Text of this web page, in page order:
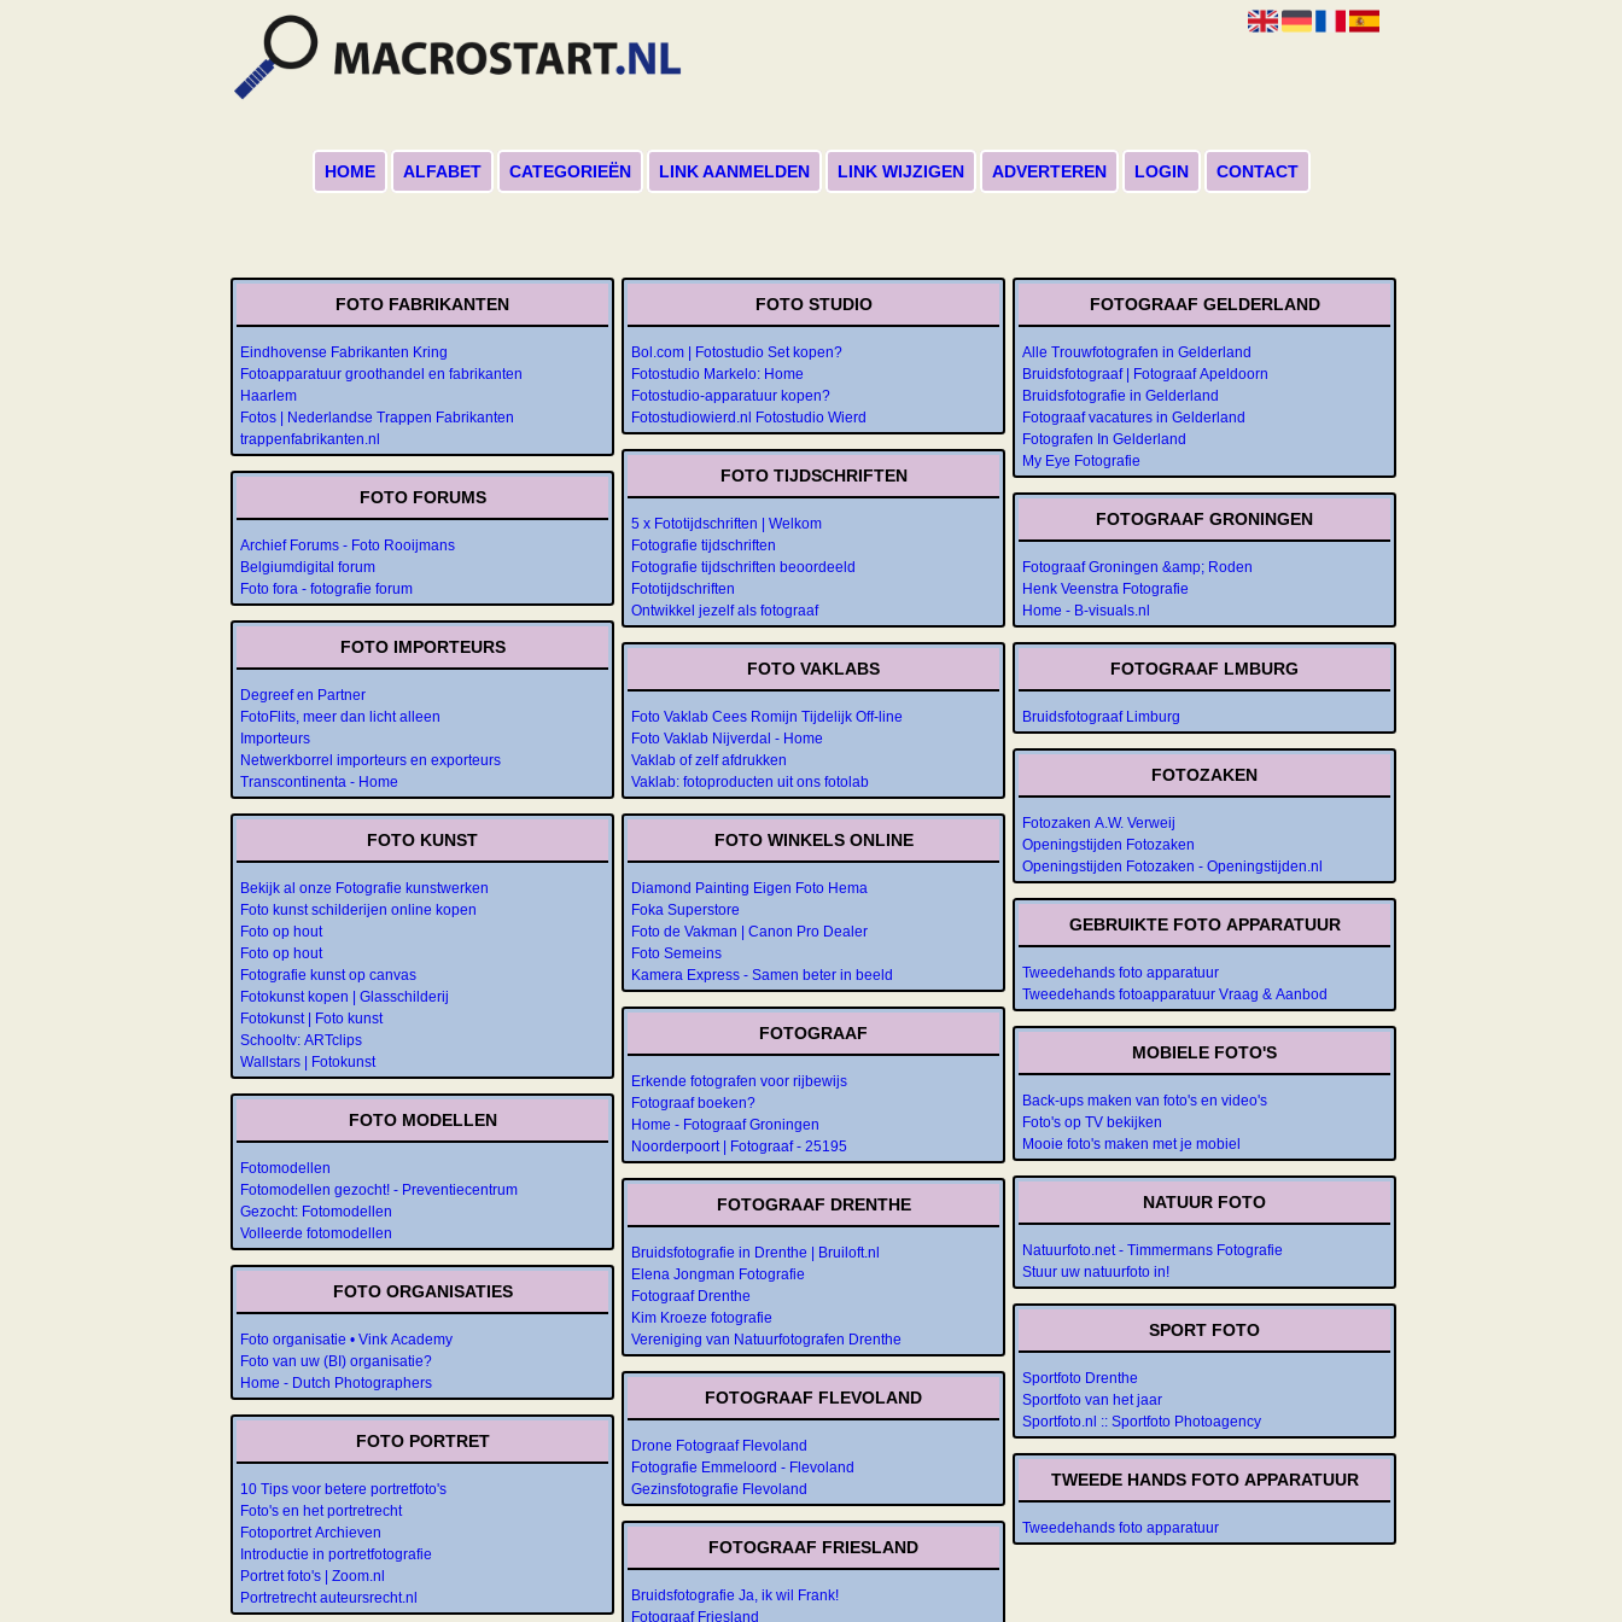
HOME ALFABET CATEGORIEËN LINK AANMELDEN LINK WIJZIGEN ADVERTEREN LOGIN CONTACT
FOTO FABRIKANTEN
Eindhovense Fabrikanten Kring
Fotoapparatuur groothandel en fabrikanten
Haarlem
Fotos | Nederlandse Trappen Fabrikanten
trappenfabrikanten.nl
FOTO FORUMS
Archief Forums - Foto Rooijmans
Belgiumdigital forum
Foto fora - fotografie forum
FOTO IMPORTEURS
Degreef en Partner
FotoFlits, meer dan licht alleen
Importeurs
Netwerkborrel importeurs en exporteurs
Transcontinenta - Home
FOTO KUNST
Bekijk al onze Fotografie kunstwerken
Foto kunst schilderijen online kopen
Foto op hout
Foto op hout
Fotografie kunst op canvas
Fotokunst kopen | Glasschilderij
Fotokunst | Foto kunst
Schooltv: ARTclips
Wallstars | Fotokunst
FOTO MODELLEN
Fotomodellen
Fotomodellen gezocht! - Preventiecentrum
Gezocht: Fotomodellen
Volleerde fotomodellen
FOTO ORGANISATIES
Foto organisatie • Vink Academy
Foto van uw (BI) organisatie?
Home - Dutch Photographers
FOTO PORTRET
10 Tips voor betere portretfoto's
Foto's en het portretrecht
Fotoportret Archieven
Introductie in portretfotografie
Portret foto's | Zoom.nl
Portretrecht auteursrecht.nl
FOTO STUDIO
Bol.com | Fotostudio Set kopen?
Fotostudio Markelo: Home
Fotostudio-apparatuur kopen?
Fotostudiowierd.nl Fotostudio Wierd
FOTO TIJDSCHRIFTEN
5 x Fototijdschriften | Welkom
Fotografie tijdschriften
Fotografie tijdschriften beoordeeld
Fototijdschriften
Ontwikkel jezelf als fotograaf
FOTO VAKLABS
Foto Vaklab Cees Romijn Tijdelijk Off-line
Foto Vaklab Nijverdal - Home
Vaklab of zelf afdrukken
Vaklab: fotoproducten uit ons fotolab
FOTO WINKELS ONLINE
Diamond Painting Eigen Foto Hema
Foka Superstore
Foto de Vakman | Canon Pro Dealer
Foto Semeins
Kamera Express - Samen beter in beeld
FOTOGRAAF
Erkende fotografen voor rijbewijs
Fotograaf boeken?
Home - Fotograaf Groningen
Noorderpoort | Fotograaf - 25195
FOTOGRAAF DRENTHE
Bruidsfotografie in Drenthe | Bruiloft.nl
Elena Jongman Fotografie
Fotograaf Drenthe
Kim Kroeze fotografie
Vereniging van Natuurfotografen Drenthe
FOTOGRAAF FLEVOLAND
Drone Fotograaf Flevoland
Fotografie Emmeloord - Flevoland
Gezinsfotografie Flevoland
FOTOGRAAF FRIESLAND
Bruidsfotografie Ja, ik wil Frank!
Fotograaf Friesland
FOTOGRAAF GELDERLAND
Alle Trouwfotografen in Gelderland
Bruidsfotograaf | Fotograaf Apeldoorn
Bruidsfotografie in Gelderland
Fotograaf vacatures in Gelderland
Fotografen In Gelderland
My Eye Fotografie
FOTOGRAAF GRONINGEN
Fotograaf Groningen &amp; Roden
Henk Veenstra Fotografie
Home - B-visuals.nl
FOTOGRAAF LMBURG
Bruidsfotograaf Limburg
FOTOZAKEN
Fotozaken A.W. Verweij
Openingstijden Fotozaken
Openingstijden Fotozaken - Openingstijden.nl
GEBRUIKTE FOTO APPARATUUR
Tweedehands foto apparatuur
Tweedehands fotoapparatuur Vraag & Aanbod
MOBIELE FOTO'S
Back-ups maken van foto's en video's
Foto's op TV bekijken
Mooie foto's maken met je mobiel
NATUUR FOTO
Natuurfoto.net - Timmermans Fotografie
Stuur uw natuurfoto in!
SPORT FOTO
Sportfoto Drenthe
Sportfoto van het jaar
Sportfoto.nl :: Sportfoto Photoagency
TWEEDE HANDS FOTO APPARATUUR
Tweedehands foto apparatuur